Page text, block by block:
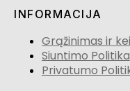
INFORMACIJA
Grąžinimas ir
Siuntimo Politika
Privatumo